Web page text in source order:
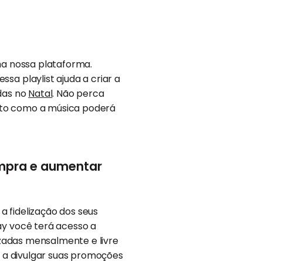
nossa plataforma.
playlist ajuda a criar a
noNatal. Não perca
como a música poderá
e aumentar
fidelização dos seus
você terá acesso a
mensalmente e livre
divulgar suas promoções